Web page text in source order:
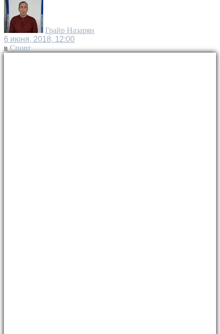
Грайр Назарян
6 июня, 2018, 12:00
в Спорт